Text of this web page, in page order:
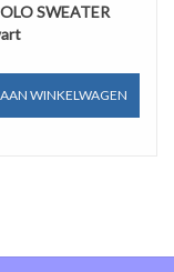
SWEATER
WINKELWAGEN